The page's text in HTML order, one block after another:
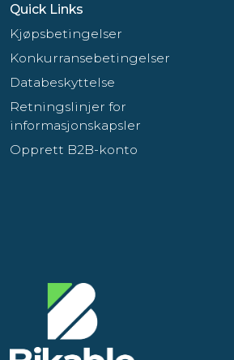
Quick Links
Kjøpsbetingelser
Konkurransebetingelser
Databeskyttelse
Retningslinjer for
informasjonskapsler
Opprett B2B-konto